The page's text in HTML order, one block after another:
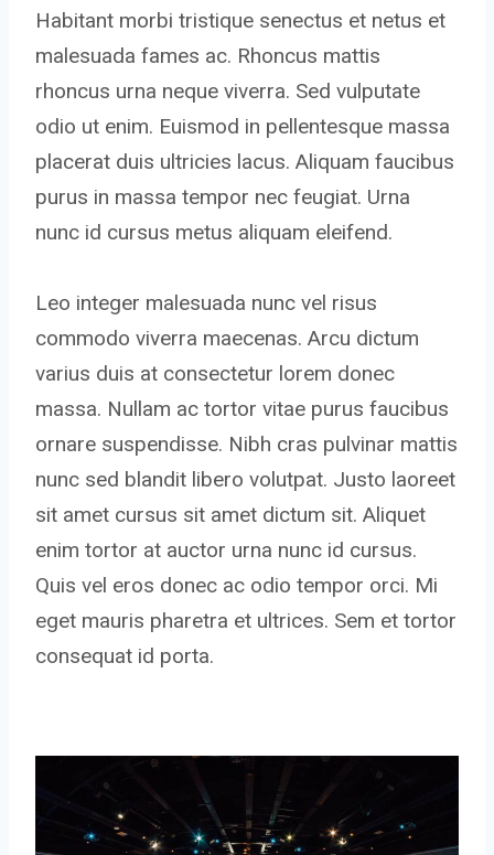
Habitant morbi tristique senectus et netus et
malesuada fames ac. Rhoncus mattis
rhoncus urna neque viverra. Sed vulputate
odio ut enim. Euismod in pellentesque massa
placerat duis ultricies lacus. Aliquam faucibus
purus in massa tempor nec feugiat. Urna
nunc id cursus metus aliquam eleifend.
Leo integer malesuada nunc vel risus
commodo viverra maecenas. Arcu dictum
varius duis at consectetur lorem donec
massa. Nullam ac tortor vitae purus faucibus
ornare suspendisse. Nibh cras pulvinar mattis
nunc sed blandit libero volutpat. Justo laoreet
sit amet cursus sit amet dictum sit. Aliquet
enim tortor at auctor urna nunc id cursus.
Quis vel eros donec ac odio tempor orci. Mi
eget mauris pharetra et ultrices. Sem et tortor
consequat id porta.